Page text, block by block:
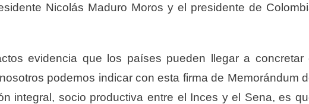
Nicolás Maduro Moros y el presidente de
evidencia que los países pueden llegar a concretar
podemos indicar con esta firma de Memorándum
integral, socio productiva entre el Inces y el Sena, es